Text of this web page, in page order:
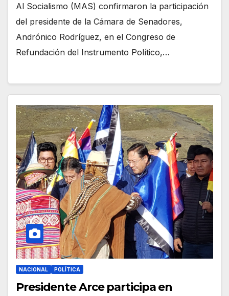
Al Socialismo (MAS) confirmaron la participación
del presidente de la Cámara de Senadores,
Andrónico Rodríguez, en el Congreso de
Refundación del Instrumento Político,…
NACIONAL POLÍTICA
Presidente Arce participa en